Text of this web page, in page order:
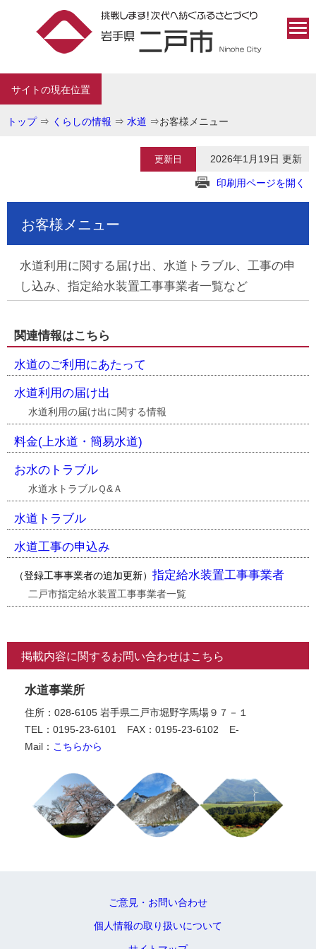
サイトの現在位置
トップ⇒ くらしの情報 ⇒ 水道 ⇒お客様メニュー
更新日 2026年1月19日 更新
印刷用ページを開く
お客様メニュー
水道利用に関する届け出、水道トラブル、工事の申
し込み、指定給水装置工事事業者一覧など
関連情報はこちら
水道のご利用にあたって
水道利用の届け出
水道利用の届け出に関する情報
料金(上水道・簡易水道)
お水のトラブル
水道水トラブルＱ&Ａ
水道トラブル
水道工事の申込み
（登録工事事業者の追加更新） 指定給水装置工事事業者
二戸市指定給水装置工事事業者一覧
掲載内容に関するお問い合わせはこちら
水道事業所
住所：028-6105 岩手県二戸市堀野字馬場９７－１
TEL：0195-23-6101
FAX：0195-23-6102
E-
Mail： こちらから
ご意見・お問い合わせ
個人情報の取り扱いについて